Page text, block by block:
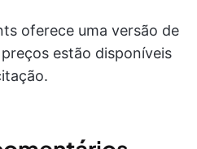
oferece uma versão de
estão disponíveis